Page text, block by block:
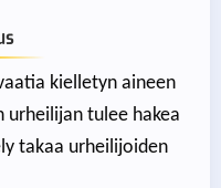
kielletyn aineen
tulee hakea
takaa urheilijoiden